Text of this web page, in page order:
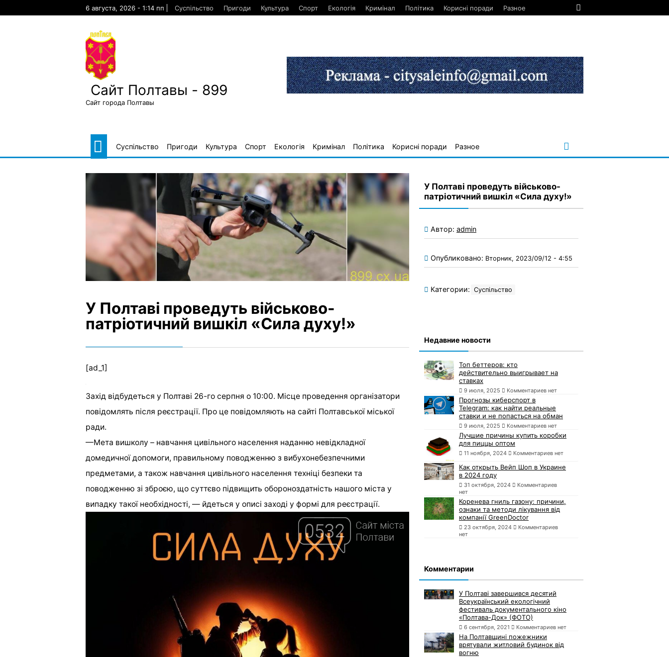
6 августа, 2026 - 1:14 пп Суспільство Пригоди Культура Спорт Екологія Кримінал Політика Корисні поради Разное
Сайт Полтавы - 899
Сайт города Полтавы
Суспільство Пригоди Культура Спорт Екологія Кримінал Політика Корисні поради Разное
У Полтаві проведуть військово-
патріотичний вишкіл «Сила духу!»
[ad_1]
Захід відбудеться у Полтаві 26-го серпня о 10:00. Місце проведення організатори
повідомлять після реєстрації. Про це повідомляють на сайті Полтавської міської
ради.
—Мета вишколу – навчання цивільного населення наданню невідкладної
домедичної допомоги, правильному поводженню з вибухонебезпечними
предметами, а також навчання цивільного населення техніці безпеки та
поводженню зі зброєю, що суттєво підвищить обороноздатність нашого міста у
випадку такої необхідності, — йдеться у описі заході у формі для реєстрації.
У Полтаві проведуть військово-
патріотичний вишкіл «Сила духу!»
Автор: admin
Опубликовано: Вторник, 2023/09/12 - 4:55
Категории: Суспільство
Недавние новости
Топ беттеров: кто
действительно выигрывает на
ставках
9 июля, 2025 Комментариев нет
Прогнозы киберспорт в
Telegram: как найти реальные
ставки и не попасться на обман
9 июля, 2025 Комментариев нет
Лучшие причины купить коробки
для пиццы оптом
11 ноября, 2024 Комментариев нет
Как открыть Вейп Шоп в Украине
в 2024 году
31 октября, 2024
Комментариев
нет
Коренева гниль газону: причини,
ознаки та методи лікування від
компанії GreenDoctor
23 октября, 2024
Комментариев
нет
Комментарии
У Полтаві завершився десятий
Всеукраїнський екологічний
фестиваль документального кіно
«Полтава-Док» (ФОТО)
6 сентября, 2021 Комментариев нет
На Полтавщині пожежники
врятували житловий будинок від
вогню